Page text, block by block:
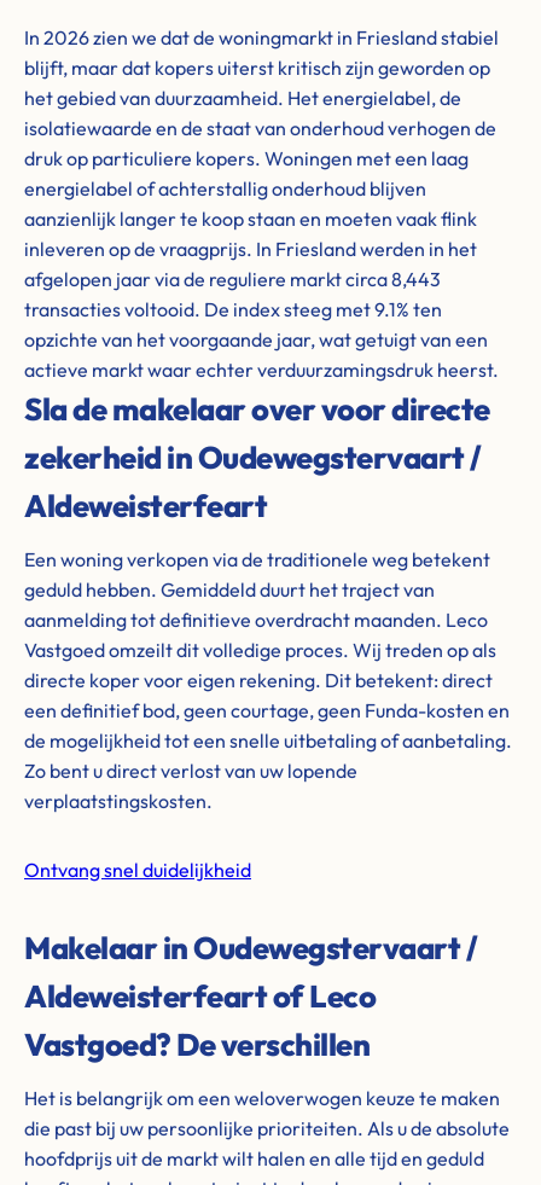
In 2026 zien we dat de woningmarkt in Friesland stabiel
blijft, maar dat kopers uiterst kritisch zijn geworden op
het gebied van duurzaamheid. Het energielabel, de
isolatiewaarde en de staat van onderhoud verhogen de
druk op particuliere kopers. Woningen met een laag
energielabel of achterstallig onderhoud blijven
aanzienlijk langer te koop staan en moeten vaak flink
inleveren op de vraagprijs. In Friesland werden in het
afgelopen jaar via de reguliere markt circa 8,443
transacties voltooid. De index steeg met 9.1% ten
opzichte van het voorgaande jaar, wat getuigt van een
actieve markt waar echter verduurzamingsdruk heerst.
Sla de makelaar over voor directe
zekerheid in Oudewegstervaart /
Aldeweisterfeart
Een woning verkopen via de traditionele weg betekent
geduld hebben. Gemiddeld duurt het traject van
aanmelding tot definitieve overdracht maanden. Leco
Vastgoed omzeilt dit volledige proces. Wij treden op als
directe koper voor eigen rekening. Dit betekent: direct
een definitief bod, geen courtage, geen Funda-kosten en
de mogelijkheid tot een snelle uitbetaling of aanbetaling.
Zo bent u direct verlost van uw lopende
verplaatstingskosten.
Ontvang snel duidelijkheid
Makelaar in Oudewegstervaart /
Aldeweisterfeart of Leco
Vastgoed? De verschillen
Het is belangrijk om een weloverwogen keuze te maken
die past bij uw persoonlijke prioriteiten. Als u de absolute
hoofdprijs uit de markt wilt halen en alle tijd en geduld